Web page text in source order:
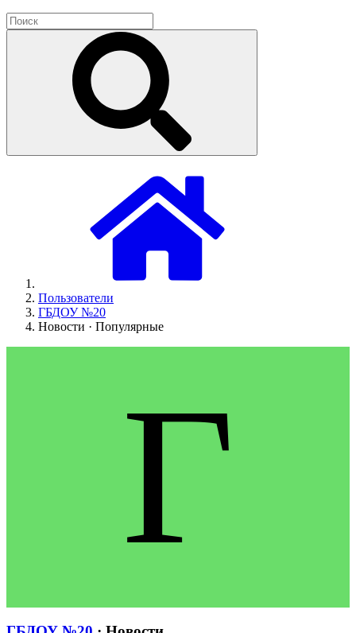
Пользователи
ГБДОУ №20
Новости · Популярные
Г